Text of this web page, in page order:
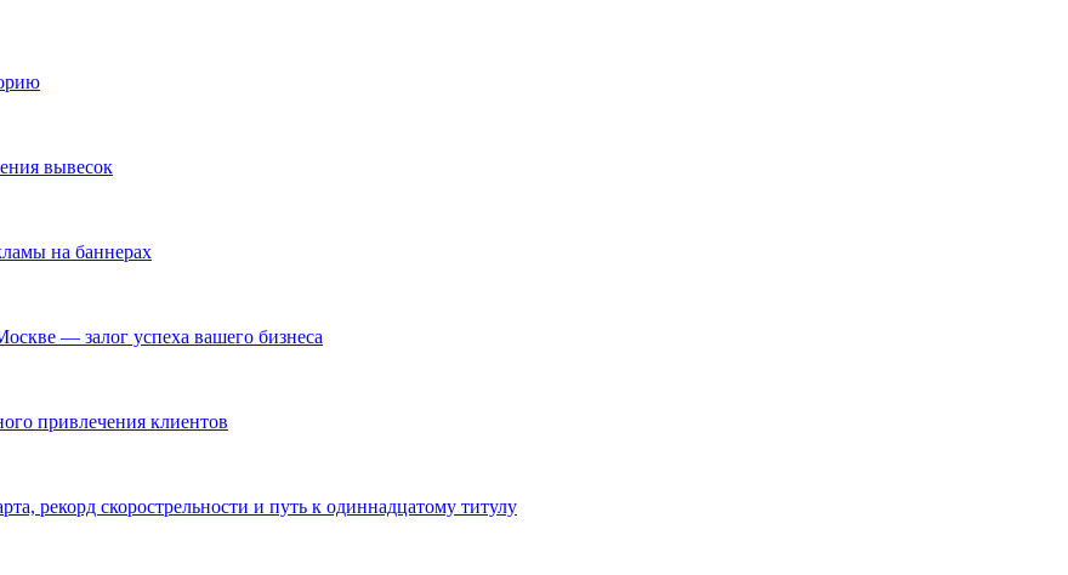
вывесок
на баннерах
— залог успеха вашего бизнеса
привлечения клиентов
рекорд скорострельности и путь к одиннадцатому титулу